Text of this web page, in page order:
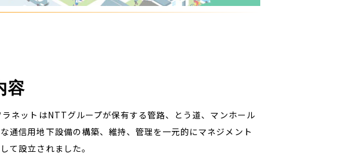
容
ネットはNTTグループが保有する管路、とう道、マンホール
通信用地下設備の構築、維持、管理を一元的にマネジメント
て設立されました。